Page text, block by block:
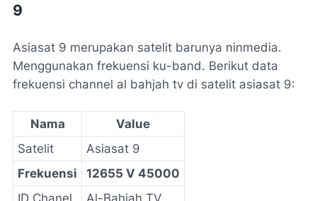
9
Asiasat 9 merupakan satelit barunya ninmedia.
Menggunakan frekuensi ku-band. Berikut data
frekuensi channel al bahjah tv di satelit asiasat 9:
Nama
Value
Satelit
Asiasat 9
Frekuensi
12655 V 45000
ID Chanel
Al-Bahjah TV